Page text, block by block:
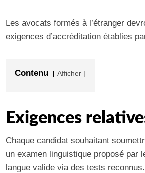
Les avocats formés à l’étranger
exigences d’accréditation établies
Contenu Afficher
Exigences
Chaque candidat souhaitant
un examen linguistique proposé par
langue valide via des tests